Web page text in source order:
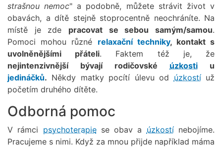
strašnou nemoc" a podobně, můžete strávit život v
obavách, a dítě stejně stoprocentně neochráníte. Na
místě je zde pracovat se sebou samým/samou.
Pomoci mohou různé relaxační techniky, kontakt s
uvolněnějšími přáteli. Faktem též je, že
nejintenzivnější bývají rodičovské úzkosti u
jedináčků. Někdy matky pocítí úlevu od úzkostíuž
početím druhého dítěte.
Odborná pomoc
V rámci psychoterapiese obav a úzkostínebojíme.
Pracujeme s nimi. Když za mnou přijde například máma